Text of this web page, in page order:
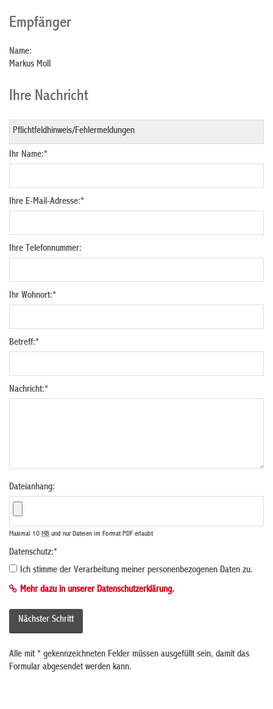
Empfänger
Name:
Markus Moll
Ihre Nachricht
Ihr Name:*
Ihre E-Mail-Adresse:*
Ihre Telefonnummer:
Ihr Wohnort:*
Betreff:*
Nachricht:*
Dateianhang:
Maximal 10 MB und nur Dateien im Format PDF erlaubt
Datenschutz:*
Ich stimme der Verarbeitung meiner personenbezogenen Daten zu.
Mehr dazu in unserer Datenschutzerklärung.
Alle mit * gekennzeichneten Felder müssen ausgefüllt sein, damit das
Formular abgesendet werden kann.